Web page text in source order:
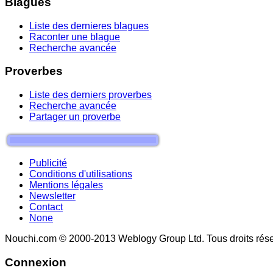
Liste des dernieres blagues
Raconter une blague
Recherche avancée
Proverbes
Liste des derniers proverbes
Recherche avancée
Partager un proverbe
Publicité
Conditions d'utilisations
Mentions légales
Newsletter
Contact
None
Nouchi.com © 2000-2013 Weblogy Group Ltd. Tous droits
Connexion